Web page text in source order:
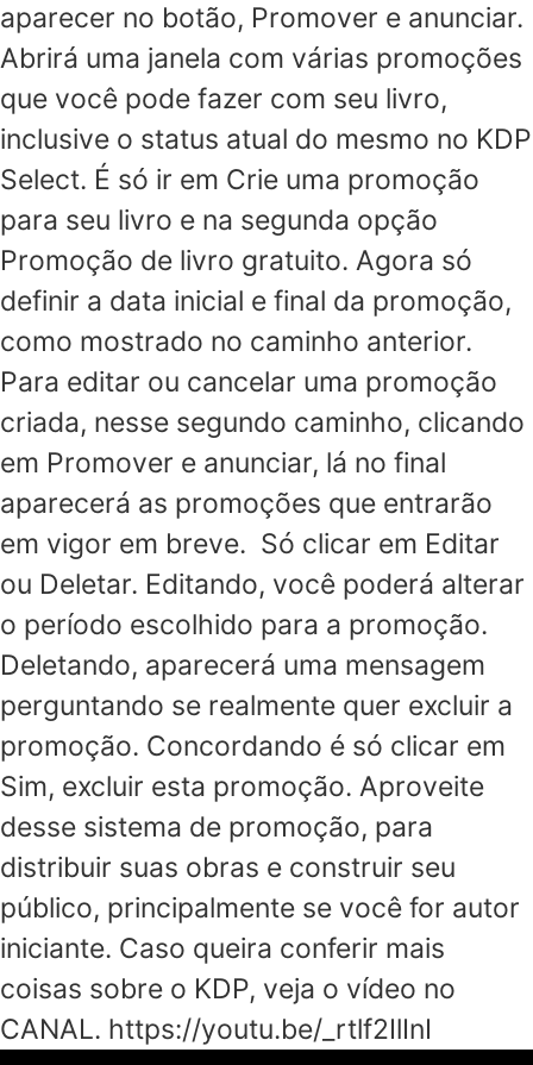
aparecer no botão, Promover e anunciar.
Abrirá uma janela com várias promoções
que você pode fazer com seu livro,
inclusive o status atual do mesmo no KDP
Select. É só ir em Crie uma promoção
para seu livro e na segunda opção
Promoção de livro gratuito. Agora só
definir a data inicial e final da promoção,
como mostrado no caminho anterior.
Para editar ou cancelar uma promoção
criada, nesse segundo caminho, clicando
em Promover e anunciar, lá no final
aparecerá as promoções que entrarão
em vigor em breve. Só clicar em Editar
ou Deletar. Editando, você poderá alterar
o período escolhido para a promoção.
Deletando, aparecerá uma mensagem
perguntando se realmente quer excluir a
promoção. Concordando é só clicar em
Sim, excluir esta promoção. Aproveite
desse sistema de promoção, para
distribuir suas obras e construir seu
público, principalmente se você for autor
iniciante. Caso queira conferir mais
coisas sobre o KDP, veja o vídeo no
CANAL. https://youtu.be/_rtlf2IlInI